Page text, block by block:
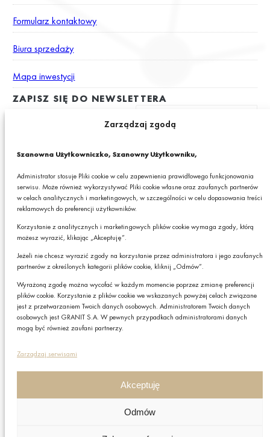
Zarządzaj zgodą
Szanowna Użytkowniczko, Szanowny Użytkowniku,
Administrator stosuje Pliki cookie w celu zapewnienia prawidłowego funkcjonowania
serwisu. Może również wykorzystywać Pliki cookie własne oraz zaufanych partnerów
w celach analitycznych i marketingowych, w szczególności w celu dopasowania treści
reklamowych do preferencji użytkowników.
Korzystanie z analitycznych i marketingowych plików cookie wymaga zgody, którą
możesz wyrazić, klikając „Akceptuję”.
Jeżeli nie chcesz wyrazić zgody na korzystanie przez administratora i jego zaufanych
partnerów z określonych kategorii plików cookie, kliknij „Odmów”.
Wyrażoną zgodę można wycofać w każdym momencie poprzez zmianę preferencji
plików cookie. Korzystanie z plików cookie we wskazanych powyżej celach związane
jest z przetwarzaniem Twoich danych osobowych. Administratorem Twoich danych
osobowych jest GRANIT S.A. W pewnych przypadkach administratorami danych
mogą być również zaufani partnerzy.
Zarządzaj serwisami
Akceptuję
Odmów
Formularz kontaktowy
Biura sprzedaży
Mapa inwestycji
ZAPISZ SIĘ DO NEWSLETTERA
adres e-mail newslettera z informacjami o ciekawych promocjach,
produktach lub usługach GRANIT S.A.*
* Pola obowiązkowe
Podając swój adres e-mail wyrażasz zgodę na otrzymywanie drogą elektroniczną,
produktach lub usługach GRANIT S.A. oraz zgodę na przetwarzanie przez GRANIT
S.A. Twoich danych osobowych w postaci tego adresu e-mail. Szczegółowe zasady
W każdej chwili możesz zrezygnować z subskrybcji.
Zapisz
Polityka prywatności
Polityka plików cookies
Nota prawna
Czy chcesz,
żebyśmy do Ciebie
oddzwonili?